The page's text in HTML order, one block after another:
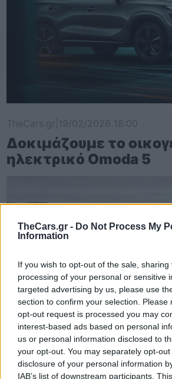
TheCars.gr - Do Not Process My
Information
If you wish to opt-out of the sale,
processing of your personal or sensitive
targeted advertising by us, please use
section to confirm your selection. Please
opt-out request is processed you may
interest-based ads based on personal
us or personal information disclosed to
your opt-out. You may separately opt-
disclosure of your personal information
IAB’s list of downstream participants.
Δοκιμάζουμε το
ηλεκτρικό Omoda 5